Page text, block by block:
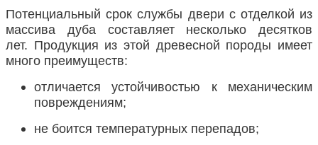
Потенциальный срок службы двери с отделкой из
массива дуба составляет несколько десятков
лет. Продукция из этой древесной породы имеет
много преимуществ:
отличается устойчивостью к механическим
повреждениям;
не боится температурных перепадов;